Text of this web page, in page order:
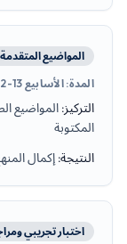
المواضيع المتقدمة
المدة:الأسابيع 13-22
التركيز: المواضيع
المكتوبة
النتيجة: إكمال
اختبار تجريبي